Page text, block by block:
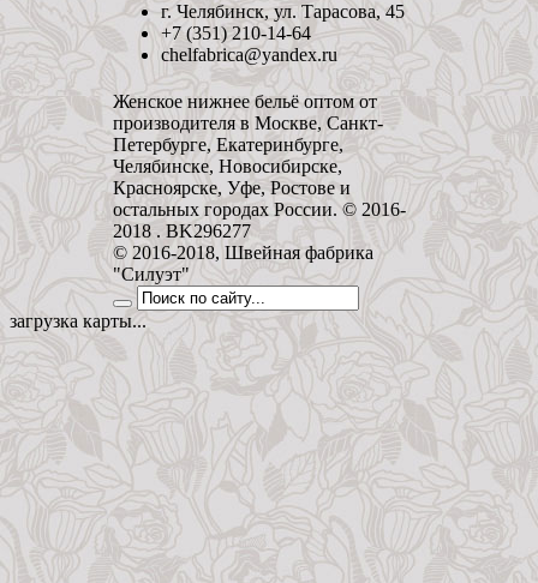
г. Челябинск, ул. Тарасова, 45
+7 (351) 210-14-64
chelfabrica@yandex.ru
Женское нижнее бельё оптом от
производителя в Москве, Санкт-
Петербурге, Екатеринбурге,
Челябинске, Новосибирске,
Красноярске, Уфе, Ростове и
остальных городах России. © 2016-
2018 . BK296277
© 2016-2018, Швейная фабрика
"Силуэт"
загрузка карты...